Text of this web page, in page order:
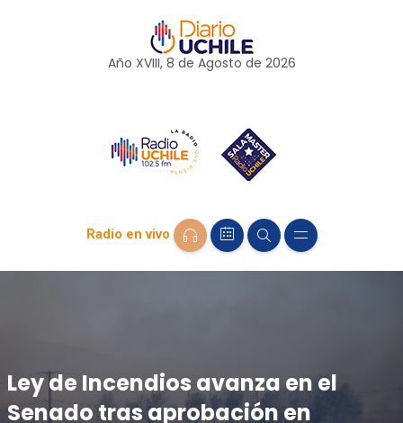
Año XVIII, 8 de Agosto de 2026
Radio en vivo
Ley de Incendios avanza en el
Senado tras aprobación en